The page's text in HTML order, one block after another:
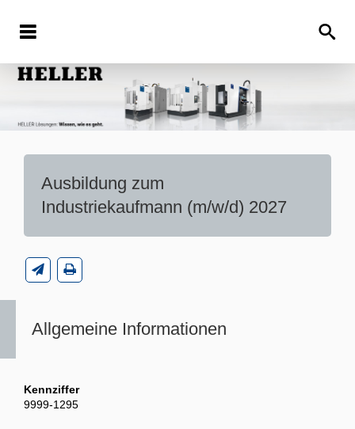
Ausbildung zum
Industriekaufmann (m/w/d) 2027
Allgemeine Informationen
Kennziffer
9999-1295